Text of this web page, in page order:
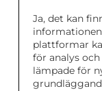
Ja, det kan
plattformar
för analys
lämpade för